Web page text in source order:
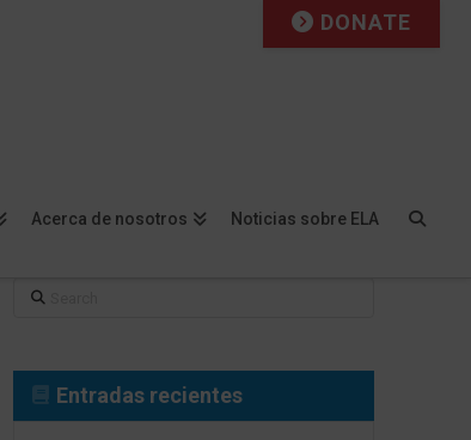
Acerca de nosotros Noticias sobre ELA
DONATE
Search
Entradas recientes